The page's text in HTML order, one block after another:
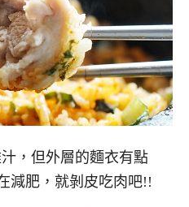
，但外層的麵衣有點
減肥，就剝皮吃肉吧!!